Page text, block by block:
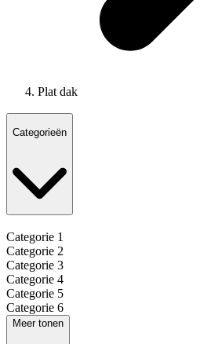
Plat dak
Categorieën
Categorie 1
Categorie 2
Categorie 3
Categorie 4
Categorie 5
Categorie 6
Meer tonen